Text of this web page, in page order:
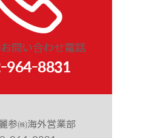
問い合わせ電話
964-8831
参㈱海外営業部